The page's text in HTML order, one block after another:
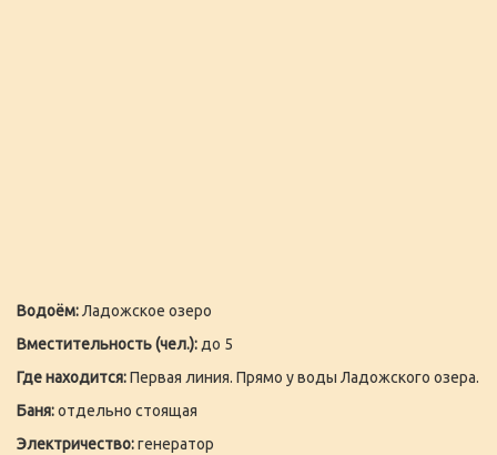
Водоём:Ладожское озеро
Вместительность (чел.): до 5
Где находится:Первая линия. Прямо у воды Ладожского озера.
Баня:отдельно стоящая
Электричество:генератор